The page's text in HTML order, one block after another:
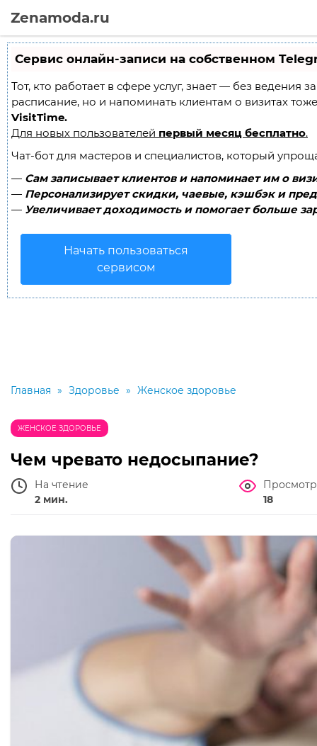
Zenamoda.ru
Сервис онлайн-записи на собственном
Тот, кто работает в сфере услуг, знает — без ведения
расписание, но и напоминать клиентам о визитах
VisitTime.
Для новых пользователей первый месяц бесплатно.
Чат-бот для мастеров и специалистов, который
— Сам записывает клиентов и напоминает им о
— Персонализирует скидки, чаевые, кэшбэк и
— Увеличивает доходимость и помогает больше
Начать пользоваться
сервисом
Главная » Здоровье » Женское здоровье
ЖЕНСКОЕ ЗДОРОВЬЕ
Чем чревато недосыпание?
На чтение
2 мин.
18